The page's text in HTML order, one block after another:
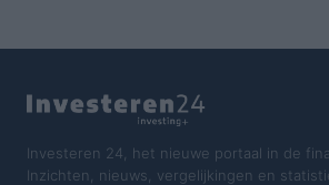
Investeren 24, het nieuwe portaal in de
Inzichten, nieuws, vergelijkingen en